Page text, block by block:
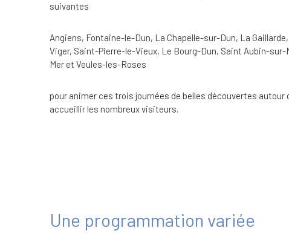
suivantes
Angiens, Fontaine-le-Dun, La Chapelle-sur-Dun, La
Viger, Saint-Pierre-le-Vieux, Le Bourg-Dun, Saint Aubin-
Mer et Veules-les-Roses
pour animer ces trois journées de belles découvertes autour
accueillir les nombreux visiteurs.
Une programmation variée